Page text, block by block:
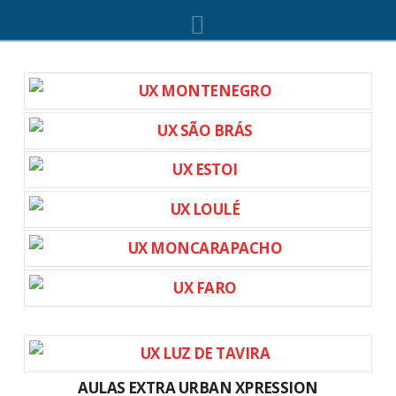
AULAS EXTRA URBAN XPRESSION